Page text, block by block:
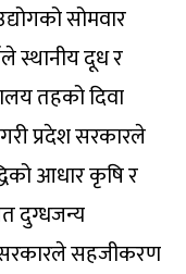
सोमवार
स्थानीय दूध र
तहको दिवा
प्रदेश सरकारले
आधार कृषि र
दुग्धजन्य
सरकारले सहजीकरण